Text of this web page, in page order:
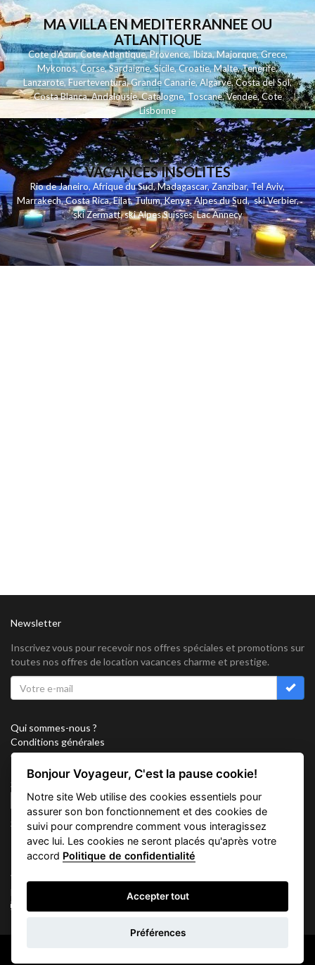
d'informations
MA VILLA EN MEDITERRANNEE OU
ATLANTIQUE
Cote d'Azur,Cote Atlantique,Provence,Ibiza,Majorque,Grece,
Mykonos,Corse,Sardaigne,Sicile,Croatie,Malte,Tenerife,
Lanzarote,Fuerteventura,Grande Canarie,Algarve,Costa del Sol,
Costa Blanca,Andalousie,Catalogne,Toscane,Vendee,Cote
Lisbonne
VACANCES INSOLITES
Rio de Janeiro,Afrique du Sud,Madagascar,Zanzibar,Tel Aviv,
Marrakech,Costa Rica,Eilat,Tulum,Kenya,Alpes du Sud,ski Verbier,
ski Zermatt,ski Alpes Suisses,Lac Annecy
Newsletter
Inscrivez vous pour recevoir nos offres spéciales et promotions sur
toutes nos offres de location vacances charme et prestige.
Qui sommes-nous ?
Conditions générales
Confidentialité
Partenariat
Sitemap
Cookies
Suivez nous sur
Vacation Key Corp. 2905 Point East Drive #L-215. Aventura.
FLORIDA 33160.
Bonjour Voyageur, C'est la pause cookie!
Notre site Web utilise des cookies essentiels pour
assurer son bon fonctionnement et des cookies de
suivi pour comprendre comment vous interagissez
avec lui. Les cookies ne seront placés qu'après votre
accord Politique de confidentialité
Accepter tout
Préférences